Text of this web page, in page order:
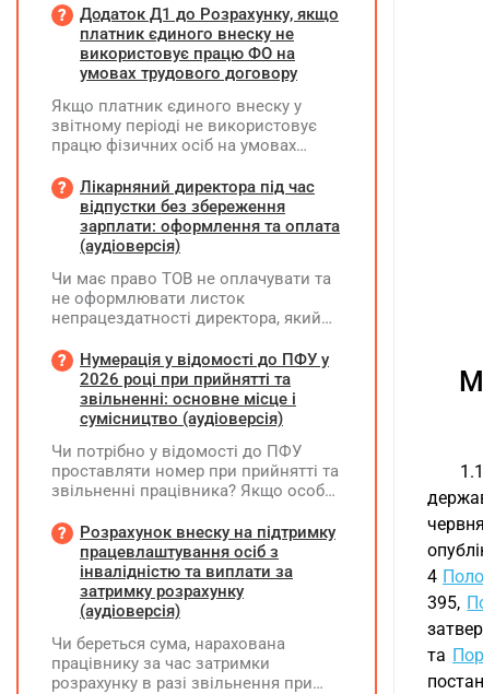
4
395,
та
Додаток Д1 до Розрахунку, якщо
платник єдиного внеску не
використовує працю ФО на
умовах трудового договору
Якщо платник єдиного внеску у
звітному періоді не використовує
працю фізичних осіб на умовах
на інших умовах, передбачених
законодавством, Додаток Д1/
Додаток ФІЗ-Д1 за відповідний
період не подається
Лікарняний директора під час
відпустки без збереження
зарплати: оформлення та оплата
(аудіоверсія)
Чи має право ТОВ не оплачувати та
не оформлювати листок
непрацездатності директора, який
збереження заробітної плати під час
призупинення діяльності
підприємства?
Нумерація у відомості до ПФУ у
2026 році при прийнятті та
звільненні: основне місце і
сумісництво (аудіоверсія)
Чи потрібно у відомості до ПФУ
проставляти номер при прийнятті та
звільненні працівника? Якщо особа
місцем роботи та за сумісництвом,
чи рахується це як два роботодавці?
Розрахунок внеску на підтримку
працевлаштування осіб з
інвалідністю та виплати за
затримку розрахунку
(аудіоверсія)
Чи береться сума, нарахована
працівнику за час затримки
розрахунку в разі звільнення при